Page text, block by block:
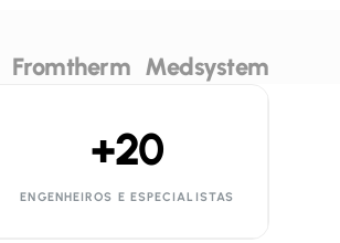
Fromtherm Medsystem
ENGENHEIROS E ESPECIALISTAS
+20